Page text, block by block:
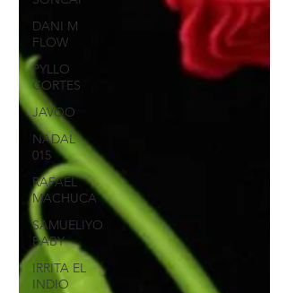
DANI M
FLOW
PYLLO
CORTES
JAVOO
NADAL
015
RAFAEL
MACHUCA
SAMUELIYO
BABY
IRRITA EL
INDIO